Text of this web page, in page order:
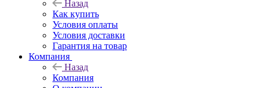
Назад
Как купить
Условия оплаты
Условия доставки
Гарантия на товар
Компания
Назад
Компания